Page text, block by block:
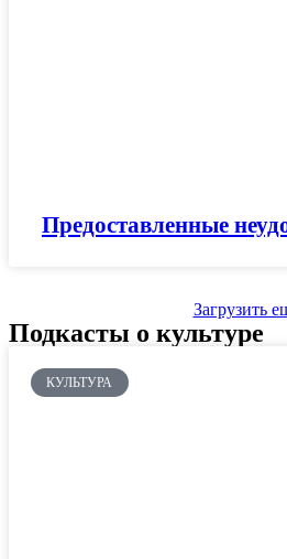
Предоставленные
Загрузить
Подкасты о культуре
КУЛЬТУРА